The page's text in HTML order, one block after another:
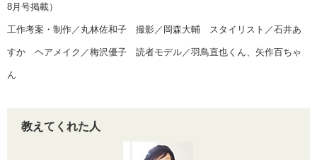
8月号掲載）
工作考案・制作／丸林佐和子 撮影／岡森大輔 スタイリスト／石井あ
すか ヘアメイク／梅沢優子 読者モデル／羽鳥直也くん、矢作百ちゃ
ん
教えてくれた人